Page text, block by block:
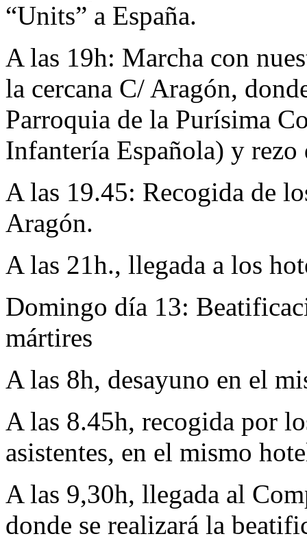
“Units” a España.
A las 19h: Marcha con
la cercana C/ Aragón,
Parroquia de la Purísima
Infantería Española) y
A las 19.45: Recogida de
Aragón.
A las 21h., llegada a los
Domingo día 13:
mártires
A las 8h, desayuno en el
A las 8.45h, recogida por
asistentes, en el mismo
A las 9,30h, llegada al
donde se realizará la